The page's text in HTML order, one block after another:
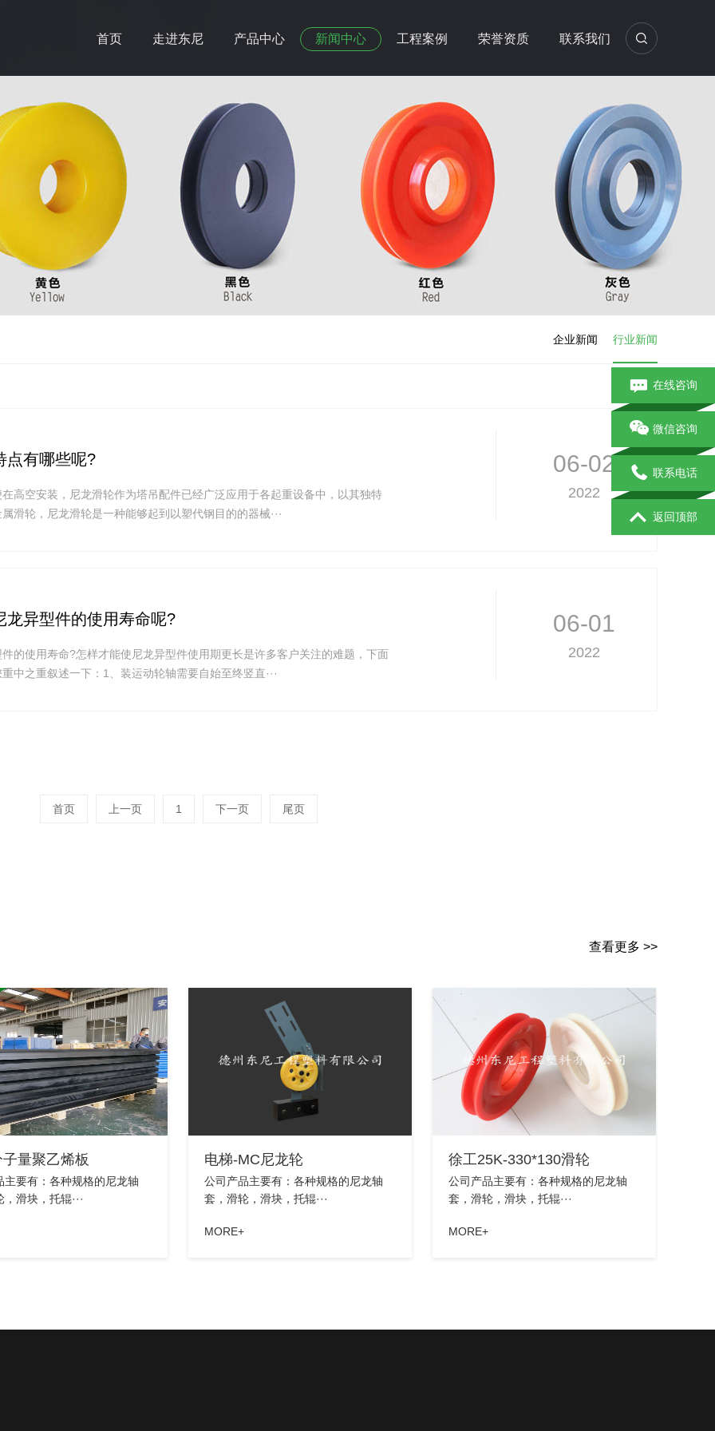
首页 走进东尼 产品中心 新闻中心 工程案例 荣誉资质 联系我们
企业新闻 行业新闻
06-02
2022
点有哪些呢?
高空安装，尼龙滑轮作为塔吊配件已经广泛应用于各起重设备中，以其独特
滑轮，尼龙滑轮是一种能够起到以塑代钢目的的器械···
06-01
2022
龙异型件的使用寿命呢?
的使用寿命?怎样才能使尼龙异型件使用期更长是许多客户关注的难题，下面
中之重叙述一下：1、装运动轮轴需要自始至终竖直···
首页 上一页 1 下一页 尾页
查看更多 >>
量聚乙烯板
主要有：各种规格的尼龙轴
滑块，托辊···
电梯-MC尼龙轮
公司产品主要有：各种规格的尼龙轴
套，滑轮，滑块，托辊···
MORE+
徐工25K-330*130滑轮
公司产品主要有：各种规格的尼龙轴
套，滑轮，滑块，托辊···
MORE+
在线咨询
微信咨询
联系电话
返回顶部